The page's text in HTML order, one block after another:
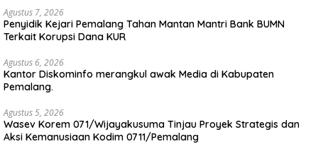
Agustus 7, 2026
Penyidik Kejari Pemalang Tahan Mantan Mantri Bank BUMN
Terkait Korupsi Dana KUR
Agustus 6, 2026
Kantor Diskominfo merangkul awak Media di Kabupaten
Pemalang.
Agustus 5, 2026
Wasev Korem 071/Wijayakusuma Tinjau Proyek Strategis dan
Aksi Kemanusiaan Kodim 0711/Pemalang